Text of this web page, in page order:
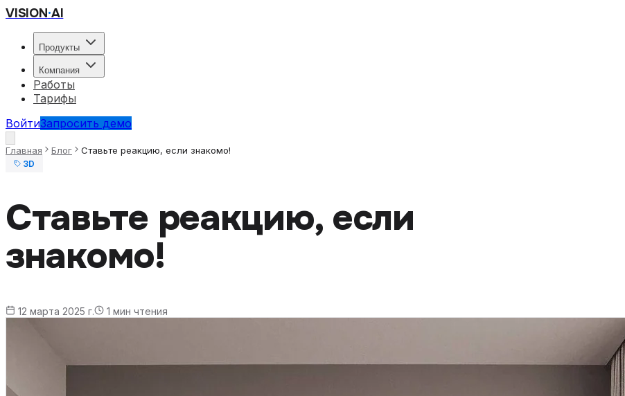
VISION·AI
Продукты
Компания
Работы
Тарифы
ВойтиЗапросить демо
Главная Блог Ставьте реакцию, если знакомо!
3D
Ставьте реакцию, если
знакомо!
12 марта 2025 г. 1 мин чтения